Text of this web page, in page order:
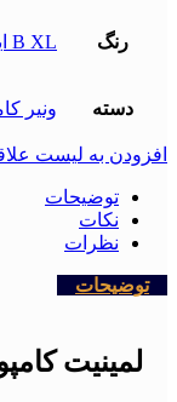
رنگ B XL ایویکولار
دسته ونیر
افزودن به لیست
توضیحات
نکات
نظرات
توضیحات
لمینیت